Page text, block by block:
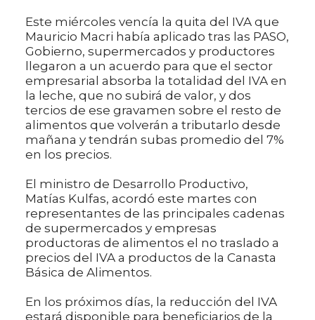
Este miércoles vencía la quita del IVA que
Mauricio Macri había aplicado tras las PASO,
Gobierno, supermercados y productores
llegaron a un acuerdo para que el sector
empresarial absorba la totalidad del IVA en
la leche, que no subirá de valor, y dos
tercios de ese gravamen sobre el resto de
alimentos que volverán a tributarlo desde
mañana y tendrán subas promedio del 7%
en los precios.
El ministro de Desarrollo Productivo,
Matías Kulfas, acordó este martes con
representantes de las principales cadenas
de supermercados y empresas
productoras de alimentos el no traslado a
precios del IVA a productos de la Canasta
Básica de Alimentos.
En los próximos días, la reducción del IVA
estará disponible para beneficiarios de la